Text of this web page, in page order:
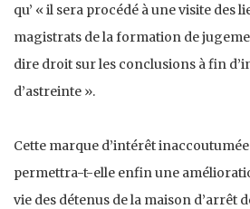
qu’ « il sera procédé à une visite des
magistrats de la formation de
dire droit sur les conclusions à fin
d’astreinte ».
Cette marque d’intérêt
permettra-t-elle enfin une
vie des détenus de la maison d’arrêt